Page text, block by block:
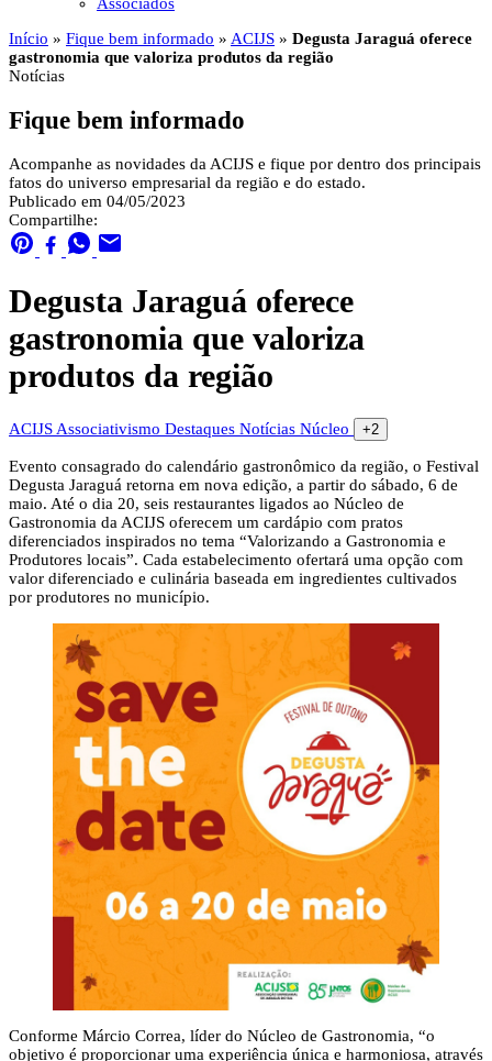
Início » Fique bem informado » ACIJS » Degusta Jaraguá oferece
gastronomia que valoriza produtos da região
Notícias
Fique bem informado
Acompanhe as novidades da ACIJS e fique por dentro dos principais
fatos do universo empresarial da região e do estado.
Publicado em 04/05/2023
Compartilhe:
Degusta Jaraguá oferece
gastronomia que valoriza
produtos da região
ACIJS Associativismo Destaques Notícias Núcleo +2
Evento consagrado do calendário gastronômico da região, o Festival
Degusta Jaraguá retorna em nova edição, a partir do sábado, 6 de
maio. Até o dia 20, seis restaurantes ligados ao Núcleo de
Gastronomia da ACIJS oferecem um cardápio com pratos
diferenciados inspirados no tema “Valorizando a Gastronomia e
Produtores locais”. Cada estabelecimento ofertará uma opção com
valor diferenciado e culinária baseada em ingredientes cultivados
por produtores no município.
Conforme Márcio Correa, líder do Núcleo de Gastronomia, “o
objetivo é proporcionar uma experiência única e harmoniosa, através